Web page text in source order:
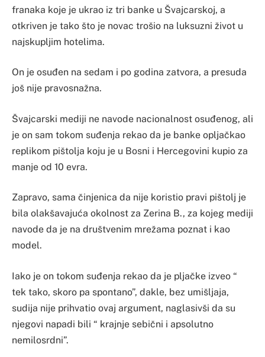
franaka koje je ukrao iz tri banke u Švajcarskoj, a
otkriven je tako što je novac trošio na luksuzni život u
najskupljim hotelima.
On je osuđen na sedam i po godina zatvora, a presuda
još nije pravosnažna.
Švajcarski mediji ne navode nacionalnost osuđenog, ali
je on sam tokom suđenja rekao da je banke opljačkao
replikom pištolja koju je u Bosni i Hercegovini kupio za
manje od 10 evra.
Zapravo, sama činjenica da nije koristio pravi pištolj je
bila olakšavajuća okolnost za Zerina B., za kojeg mediji
navode da je na društvenim mrežama poznat i kao
model.
Iako je on tokom suđenja rekao da je pljačke izveo “
tek tako, skoro pa spontano”, dakle, bez umišljaja,
sudija nije prihvatio ovaj argument, naglasivši da su
njegovi napadi bili “ krajnje sebični i apsolutno
nemilosrdni”.